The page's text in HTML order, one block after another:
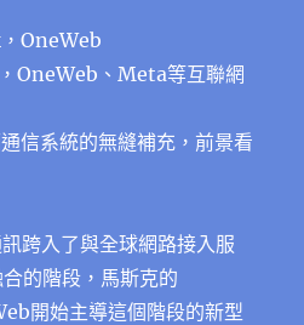
OneWeb
OneWeb、Meta等互聯網
信系統的無縫補充，前景看
跨入了與全球網路接入服
的階段，馬斯克的
開始主導這個階段的新型